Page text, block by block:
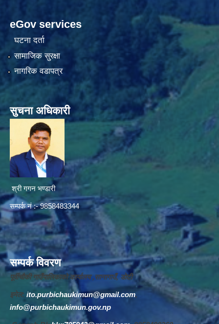
eGov services
घटना दर्ता
सामाजिक सुरक्षा
नागरिक वडापत्र
सुचना अधिकारी
श्री गगन भण्डारी
सम्पर्क नं :- 9858483344
सम्पर्क विवरण
पूर्वीचौकी गाउँपालिकाको कार्यालय ,सानागाउँ, डोटी
इमेल: ito.purbichaukimun@gmail.com,
info@purbichaukimun.gov.np